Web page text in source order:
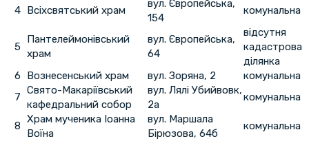
4 Всіхсвятський храм
вул. Європейська,
154
комунальна
5
Пантелеймонівський
храм
вул. Європейська,
64
відсутня
кадастрова
ділянка
6
Вознесенський храм вул. Зоряна, 2
комунальна
7
Свято-Макаріївський
кафедральний собор
вул. Лялі Убийвовк,
2а
комунальна
8
Храм мученика Іоанна
Воїна
вул. Маршала
Бірюзова, 64б
комунальна